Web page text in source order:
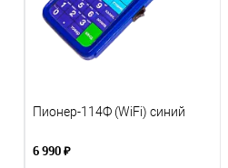
Пионер-114Ф (WiFi) синий
6 990 ₽